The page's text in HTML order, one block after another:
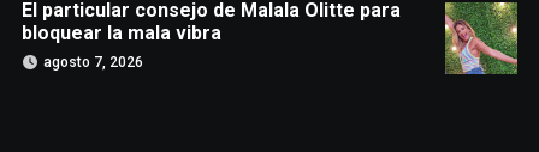
El particular consejo de Malala Olitte para
bloquear la mala vibra
agosto 7, 2026